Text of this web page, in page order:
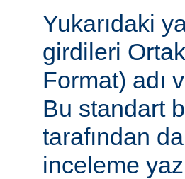
Yukarıdaki
girdileri
Format) adı
Bu standart
tarafından
inceleme